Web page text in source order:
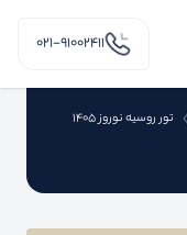
۰۲۱-91002411
تور روسیه نوروز 1405